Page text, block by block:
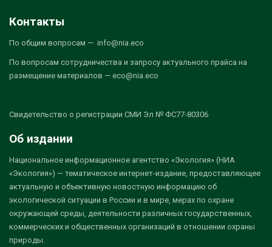
Контакты
По общим вопросам — info@nia.eco
По вопросам сотрудничества и запросу актуального прайса на
размещение материалов — eco@nia.eco
Свидетельство о регистрации СМИ Эл № ФС77-80306
Об издании
Национальное информационное агентство «Экология» (НИА
«Экология») — тематическое интернет-издание, предоставляющее
актуальную и объективную новостную информацию об
экологической ситуации в России и в мире, мерах по охране
окружающей среды, деятельности различных государственных,
коммерческих и общественных организаций в отношении охраны
природы.